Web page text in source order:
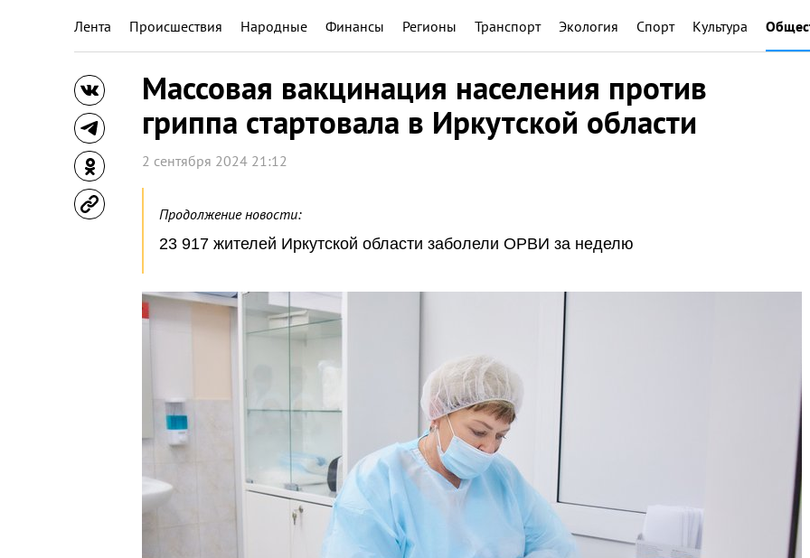
Лента Происшествия Народные Финансы Регионы Транспорт Экология Спорт Культура
Массовая вакцинация населения против
гриппа стартовала в Иркутской области
2 сентября 2024 21:12
Продолжение новости:
23 917 жителей Иркутской области заболели ОРВИ за неделю